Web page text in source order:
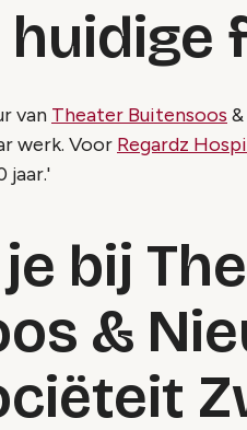
van Theater Buitensoos &
werk. Voor Regardz
jaar.'
bij
&